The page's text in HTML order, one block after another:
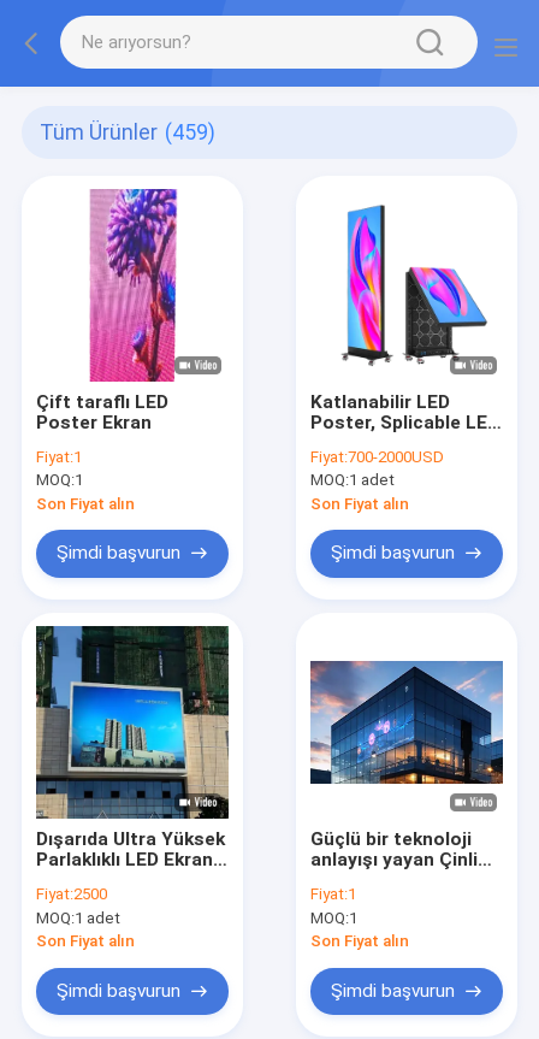
Tüm Ürünler (459)
Çift taraflı LED
Poster Ekran
Fiyat:1
MOQ:1
Son Fiyat alın
Şimdi başvurun
Katlanabilir LED
Poster, Splicable LED
P1.86 GOB LED
Poster Ekranı
Fiyat:700-2000USD
MOQ:1 adet
Son Fiyat alın
Şimdi başvurun
Dışarıda Ultra Yüksek
Parlaklıklı LED Ekran,
Kabine LED
Ekran,Dışarıda P3.91
LED Ekran
Fiyat:2500
MOQ:1 adet
Son Fiyat alın
Şimdi başvurun
Güçlü bir teknoloji
anlayışı yayan Çinli
üreticisi.
Fiyat:1
MOQ:1
Son Fiyat alın
Şimdi başvurun